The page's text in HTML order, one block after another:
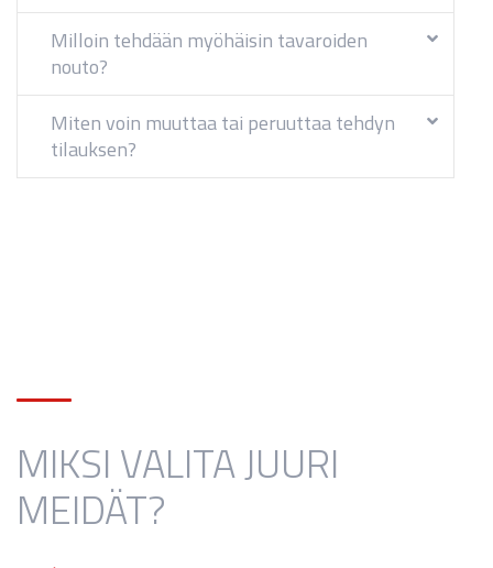
Milloin tehdään myöhäisin tavaroiden
nouto?
Miten voin muuttaa tai peruuttaa tehdyn
tilauksen?
MIKSI VALITA JUURI
MEIDÄT?